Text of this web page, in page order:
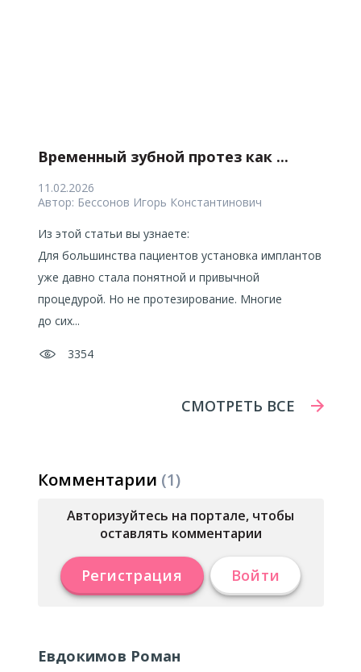
Временный зубной протез как ...
11.02.2026
Автор: Бессонов Игорь Константинович
Из этой статьи вы узнаете:
Для большинства пациентов установка имплантов
уже давно стала понятной и привычной
процедурой. Но не протезирование. Многие
до сих...
3354
СМОТРЕТЬ ВСЕ
Комментарии (1)
Авторизуйтесь на портале, чтобы
оставлять комментарии
Регистрация Войти
Евдокимов Роман